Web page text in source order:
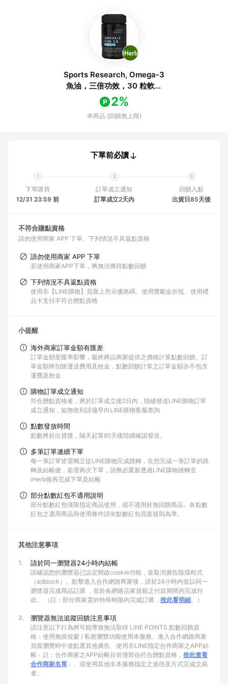
Sports Research, Omega-3
魚油，三倍功效，30 粒軟凝
膠
2%
本商品 (回饋無上限)
下單前必讀
下單購買
12/31 23:59 前
訂單成立通知
訂單成立2天內
回饋入點
出貨日85天後
不符合賺點資格
請勿使用商家 APP 下單 下列情況不具返點資格
請勿使用商家 APP 下單
若使用商家APP下單，將無法獲得點數回饋
下列情況不具返點資格
使用非【LINE購物】頁面上所示優惠碼、使用獎勵金折抵、使用禮
品卡支付不符合贈點資格
小提醒
海外商家訂單金額有匯差
訂單金額受匯率影響，最終將以商家提供之價格計算點數回饋。訂
單金額將扣除運送費用及稅金，點數回饋計算之訂單金額亦不包含
運費及稅金
購物訂單成立通知
符合贈點資格者，將於訂單成立後2日內，陸續發送LINE購物訂單
成立通知，如無收到請儘早向LINE購物客服查詢
點數發放時間
點數將於出貨後，隔天起算85天後陸續確認發送。
多筆訂單連續下單
每一筆訂單皆需獨立從LINE購物完成跳轉，在您完成一筆訂單的跳
轉及結帳後，若需再次下單，請務必重新透過LINE購物跳轉至
iHerb後再完成下單及結帳
部分點數紅包不適用說明
部分點數紅包僅限指定商品使用，或不適用於無回饋商品。各點數
紅包之適用商品與使用條件請依點數紅包頁面規則為準。
其他注意事項
1. 請於同一瀏覽器24小時內結帳
請確認您的瀏覽器已設定開啟cookie功能，並取消廣告阻擋程式
（adblock）。點擊進入合作網路商家後，請於24小時內並以同一
瀏覽器完成商品訂購 ，並於各網路店家規範之付款期間內完成付
款。 （註：部分商家需於特殊時限內完成訂購， 按此看明細。）
2. 瀏覽器無法追蹤回饋注意事項
請注意以下行為將可能導致無法取得 LINE POINTS 點數回饋資
格：使用無痕視窗 / 私密瀏覽功能使用本服務、進入合作網路商家
頁面瀏覽時中途點選其他廣告、使用非LINE指定合作商家之APP結
帳﹙註：合作商家之APP結帳目前僅部份符合贈點資格， 按此查看
合作商家名單 ﹚、或使用其他非本服務指定之途徑及方式完成交易
者。